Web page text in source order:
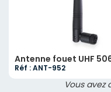
Antenne fouet UHF
Réf : ANT-952
Vous avez